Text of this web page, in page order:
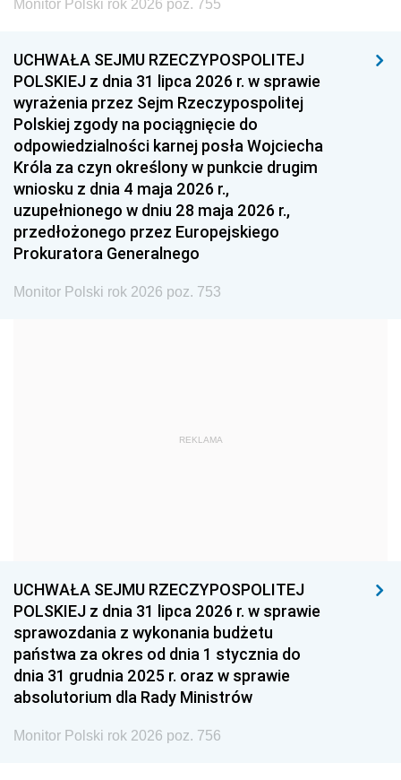
1996 1995 1994
1993 1992 1991
1990 1989
1987 1986 1985
1984 1983
1981 1980 1979
1978 1977
1975 1974
1959
1939 1938 1937
1936 1930
Monitor Polski rok 2026 poz. 755
UCHWAŁA SEJMU RZECZYPOSPOLITEJ
POLSKIEJ z dnia 31 lipca 2026 r. w sprawie
wyrażenia przez Sejm Rzeczypospolitej
Polskiej zgody na pociągnięcie do
odpowiedzialności karnej posła Wojciecha
Króla za czyn określony w punkcie drugim
wniosku z dnia 4 maja 2026 r.,
uzupełnionego w dniu 28 maja 2026 r.,
przedłożonego przez Europejskiego
Prokuratora Generalnego
Monitor Polski rok 2026 poz. 753
REKLAMA
UCHWAŁA SEJMU RZECZYPOSPOLITEJ
POLSKIEJ z dnia 31 lipca 2026 r. w sprawie
sprawozdania z wykonania budżetu
państwa za okres od dnia 1 stycznia do
dnia 31 grudnia 2025 r. oraz w sprawie
absolutorium dla Rady Ministrów
Monitor Polski rok 2026 poz. 756